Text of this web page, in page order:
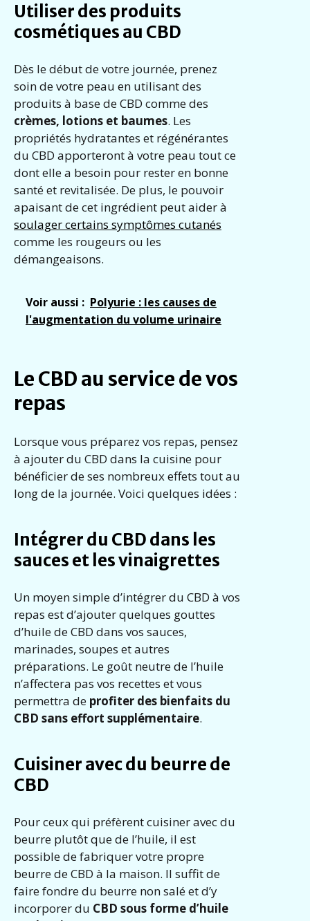
Utiliser des produits
cosmétiques au CBD
Dès le début de votre journée, prenez
soin de votre peau en utilisant des
produits à base de CBD comme des
crèmes, lotions et baumes. Les
propriétés hydratantes et régénérantes
du CBD apporteront à votre peau tout ce
dont elle a besoin pour rester en bonne
santé et revitalisée. De plus, le pouvoir
apaisant de cet ingrédient peut aider à
soulager certains symptômes cutanés
comme les rougeurs ou les
démangeaisons.
Voir aussi : Polyurie : les causes de
l'augmentation du volume urinaire
Le CBD au service de vos
repas
Lorsque vous préparez vos repas, pensez
à ajouter du CBD dans la cuisine pour
bénéficier de ses nombreux effets tout au
long de la journée. Voici quelques idées :
Intégrer du CBD dans les
sauces et les vinaigrettes
Un moyen simple d’intégrer du CBD à vos
repas est d’ajouter quelques gouttes
d’huile de CBD dans vos sauces,
marinades, soupes et autres
préparations. Le goût neutre de l’huile
n’affectera pas vos recettes et vous
permettra de profiter des bienfaits du
CBD sans effort supplémentaire.
Cuisiner avec du beurre de
CBD
Pour ceux qui préfèrent cuisiner avec du
beurre plutôt que de l’huile, il est
possible de fabriquer votre propre
beurre de CBD à la maison. Il suffit de
faire fondre du beurre non salé et d’y
incorporer du CBD sous forme d’huile